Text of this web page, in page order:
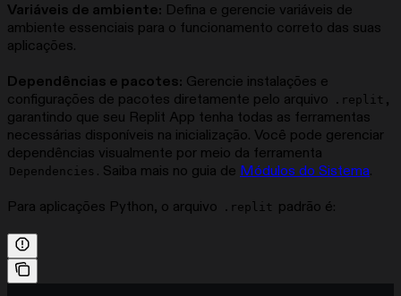
Variáveis de ambiente: Defina e gerencie variáveis de
ambiente essenciais para o funcionamento correto das suas
aplicações.
Dependências e pacotes: Gerencie instalações e
configurações de pacotes diretamente pelo arquivo
.replit ,
garantindo que seu Replit App tenha todas as ferramentas
necessárias disponíveis na inicialização. Você pode gerenciar
dependências visualmente por meio da ferramenta
Dependencies . Saiba mais no guia de Módulos do Sistema.
Para aplicações Python, o arquivo
.replit padrão é: